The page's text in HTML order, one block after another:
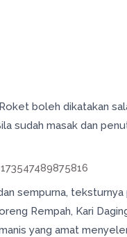
boleh dikatakan
sudah masak dan
sempurna,
Rempah, Kari
yang amat